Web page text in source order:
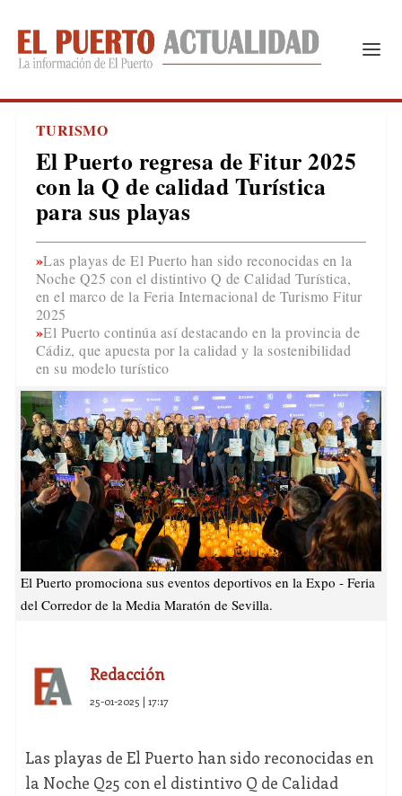
TURISMO
El Puerto regresa de Fitur 2025
con la Q de calidad Turística
para sus playas
Las playas de El Puerto han sido reconocidas en la
Noche Q25 con el distintivo Q de Calidad Turística,
en el marco de la Feria Internacional de Turismo Fitur
2025
El Puerto continúa así destacando en la provincia de
Cádiz, que apuesta por la calidad y la sostenibilidad
en su modelo turístico
El Puerto promociona sus eventos deportivos en la Expo - Feria
del Corredor de la Media Maratón de Sevilla.
Redacción
25-01-2025 | 17:17
Las playas de El Puerto han sido reconocidas en
la Noche Q25 con el distintivo Q de Calidad